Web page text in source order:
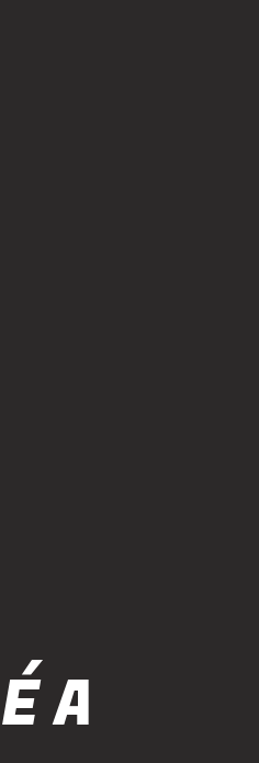
A